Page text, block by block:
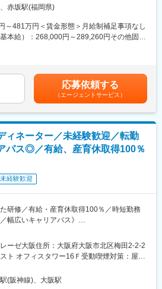
制度
態のまま時短勤務可能
シュな都市型ゲストハウス「モノリス」シ
活かしたリゾート感のある雰囲気が特徴の
ズ、歴史的建造物を生かした施設など、立
わせた店舗設計を行っています。
増えています。事業は縮小しておらず、新
で通り進めています。
スのレンタル事業など、顧客情報を基にし
ング（会場の雰囲気、お客様の趣味趣向、
案
挙式、披露宴の約2週間前）、ドレスの納品
と細かくチェックを重ね、結婚式会場に衣
ーヨークといった世界トップクラスのデザイ
っております。プロとしてお客様にラグジ
の時間を提供するため、海外の雑誌から世
行っております。初回～最終フィッティン
ことが可能です。
制度
交渉が可能
事業案が寄せられ、最優秀賞は現実化
赤坂駅(福岡県)
～481万円＜賃金形態＞月給制補足事項なし
本給）：268,000円～289,260円その他固定
与補足＞※ご経験・年齢により給与は変動す
。※月給には勤務手当を含む。※勤務手当と
時間分の時間外手当に相当する手当であ
に関わらず支給する。■昇給：年1回（3
、8月）■インセンティブ（毎月）賃金はあ
あり、選考を通じて上下する可能性があり
定手当を含めた表記です。
応募依頼する
（エージェントサービス）
ィネーター／未経験歓迎／転勤
パス◎／有給、産育休取得100％
経験歓迎
た研修／有給・産育休取得100％／時短勤務
幅広いキャリアパス》
は、2026年4月の経営統合に伴い、給与、福
種制度等について、変更となる場合があり
ーゼ大阪住所：大阪府大阪市北区梅田2-2-2
ト オフィスタワー16Ｆ受動喫煙対策：屋内
(阪神線)、大阪駅